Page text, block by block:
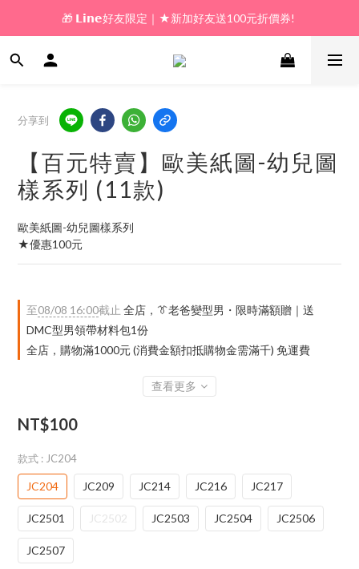
🎁 新好友購物金｜★加入新會員領券送100元!
🎁 𝗟𝗶𝗻𝗲好友限定｜★新加好友送100元折價券!
🎁 新好友購物金｜★加入新會員領券送100元!
分享到
【百元特賣】歐美紙圖-幼兒圖
樣系列 (11款)
歐美紙圖-幼兒圖樣系列
★優惠100元
至08/08 16:00截止 全店，👔老爸變型男・限時滿額贈｜送
DMC型男領帶材料包1份
全店，購物滿1000元 (消費金額扣抵購物金需滿千) 免運費
查看更多
NT$100
款式 : JC204
JC204 JC209 JC214 JC216 JC217
JC2501 JC2502 JC2503 JC2504 JC2506
JC2507